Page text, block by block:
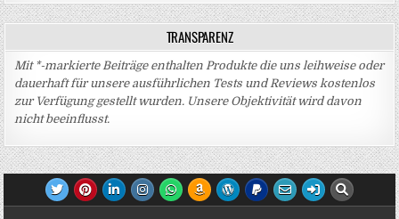
TRANSPARENZ
Mit *-markierte Beiträge enthalten Produkte die uns leihweise oder
dauerhaft für unsere ausführlichen Tests und Reviews kostenlos
zur Verfügung gestellt wurden. Unsere Objektivität wird davon
nicht beeinflusst.